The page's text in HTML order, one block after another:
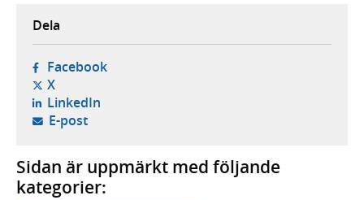
Dela
Facebook- öppnas i ny flik, extern webbplats,
X- öppnas i ny flik, extern webbplats,
LinkedIn- öppnas i ny flik, extern webbplats,
E-post- öppnar din e-postklient,
Sidan är uppmärkt med följande
kategorier: